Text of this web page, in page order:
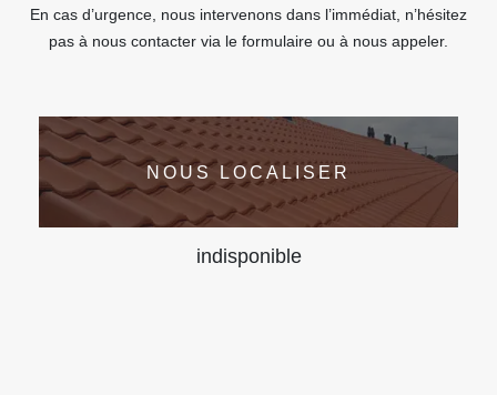
En cas d’urgence, nous intervenons dans l’immédiat, n’hésitez
pas à nous contacter via le formulaire ou à nous appeler.
NOUS LOCALISER
indisponible